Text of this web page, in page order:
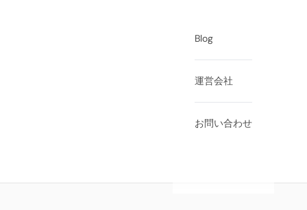
Blog
運営会社
お問い合わせ